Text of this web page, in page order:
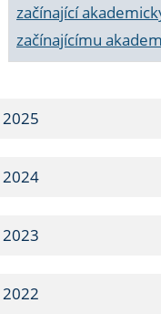
začínající
začínajícímu
2025
2024
2023
2022